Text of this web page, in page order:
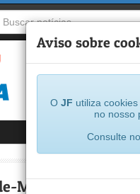
Aviso sobre
O JF utiliza
no nosso
Consulte
Meia beneficiará